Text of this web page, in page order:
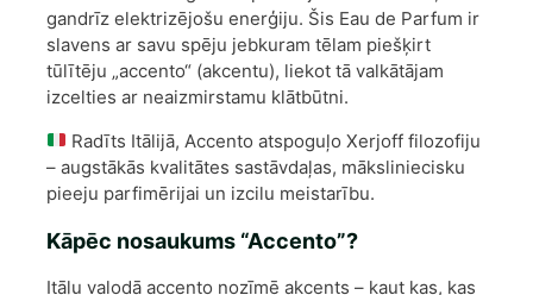
gandrīz elektrizējošu enerģiju. Šis Eau de Parfum ir
slavens ar savu spēju jebkuram tēlam piešķirt
tūlītēju „accento“ (akcentu), liekot tā valkātājam
izcelties ar neaizmirstamu klātbūtni.
Radīts Itālijā, Accento atspoguļo Xerjoff filozofiju
– augstākās kvalitātes sastāvdaļas, māksliniecisku
pieeju parfimērijai un izcilu meistarību.
Kāpēc nosaukums “Accento”?
Itāļu valodā accento nozīmē akcents – kaut kas, kas